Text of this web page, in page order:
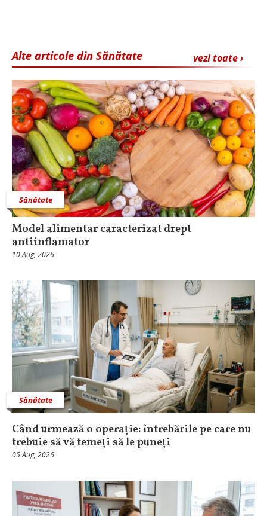
vezi toate ›
Alte articole din Sănătate
Sănătate
Model alimentar caracterizat drept
antiinflamator
10 Aug, 2026
Sănătate
Când urmează o operație: întrebările pe care nu
trebuie să vă temeți să le puneți
05 Aug, 2026